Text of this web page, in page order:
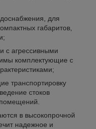
для
габаритов,
с агрессивными
комплектующие с
транспортировку
стоков
в высокопрочной
надежное и